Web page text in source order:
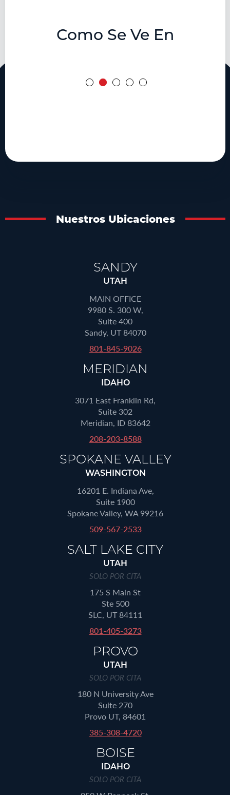
Como Se Ve En
Nuestros Ubicaciones
SANDY
UTAH
MAIN OFFICE
9980 S. 300 W,
Suite 400
Sandy, UT 84070
801-845-9026
MERIDIAN
IDAHO
3071 East Franklin Rd,
Suite 302
Meridian, ID 83642
208-203-8588
SPOKANE VALLEY
WASHINGTON
16201 E. Indiana Ave,
Suite 1900
Spokane Valley, WA 99216
509-567-2533
SALT LAKE CITY
UTAH
SOLO POR CITA
175 S Main St
Ste 500
SLC, UT 84111
801-405-3273
PROVO
UTAH
SOLO POR CITA
180 N University Ave
Suite 270
Provo UT, 84601
385-308-4720
BOISE
IDAHO
SOLO POR CITA